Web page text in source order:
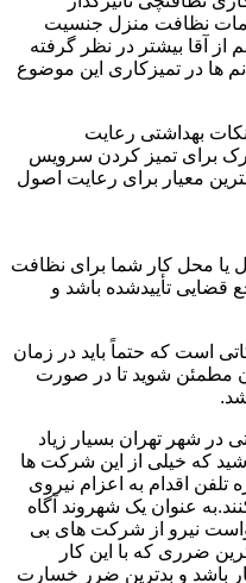
نظافت منزل جنسیت
آقا بیشتر در نظر گرفته
ها در تمیزکاری این موضوع
بهداشتی رعایت
برای تمیز کردن سرویس
معیار برای رعایت اصول
یا محل کار شما برای نظافت
قضایی تأییدشده باشد و
است که حتماً باید در زمان
مطمئن شوید تا در صورت
در شهر تهران بسیار زیاد
که خیلی از این شرکت ها
اقدام به اعزام نیروی
عنوان یک شهروند آگاه
نیرو از شرکت های بی
ضرری که با این کار
باشد و بدترین ضرر خسارت